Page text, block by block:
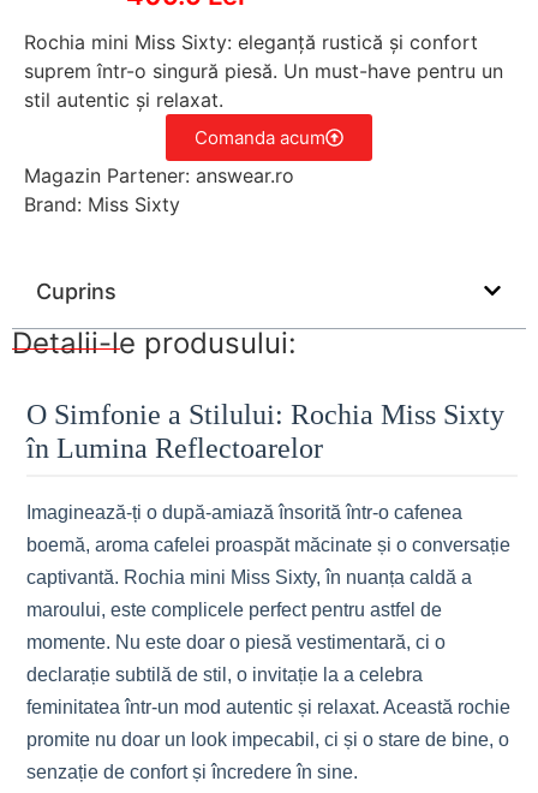
Rochia mini Miss Sixty: eleganță rustică și confort
suprem într-o singură piesă. Un must-have pentru un
stil autentic și relaxat.
Comanda acum
Magazin Partener: answear.ro
Brand: Miss Sixty
Cuprins
Detalii-le produsului:
O Simfonie a Stilului: Rochia Miss Sixty
în Lumina Reflectoarelor
Imaginează-ți o după-amiază însorită într-o cafenea
boemă, aroma cafelei proaspăt măcinate și o conversație
captivantă. Rochia mini Miss Sixty, în nuanța caldă a
maroului, este complicele perfect pentru astfel de
momente. Nu este doar o piesă vestimentară, ci o
declarație subtilă de stil, o invitație la a celebra
feminitatea într-un mod autentic și relaxat. Această rochie
promite nu doar un look impecabil, ci și o stare de bine, o
senzație de confort și încredere în sine.